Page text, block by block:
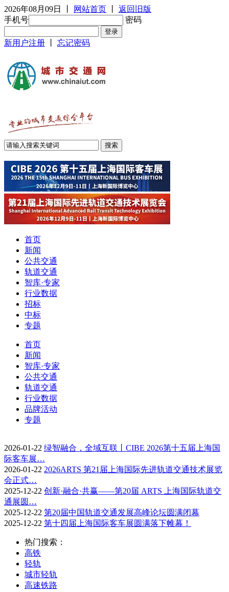
2026年08月09日 网站首页
返回旧版
手机号
密码
新用户注册 忘记密码
首页
新闻
公共交通
轨道交通
智库·专家
行业数据
招标
中标
专题
首页
新闻
智库·专家
公共交通
轨道交通
行业数据
品牌活动
专题
2026-01-22 绿智融合，全域互联丨CIBE 2026第十五届上海国
际客车展…
2026-01-22 2026ARTS 第21届上海国际先进轨道交通技术展览
会正式…
2025-12-22 创新·融合·共赢——第20届 ARTS 上海国际轨道交
通展圆…
2025-12-22 第20届中国轨道交通发展高峰论坛圆满闭幕
2025-12-22 第十四届上海国际客车展圆满落下帷幕！
热门搜索：
高铁
轻轨
城市轻轨
高速铁路